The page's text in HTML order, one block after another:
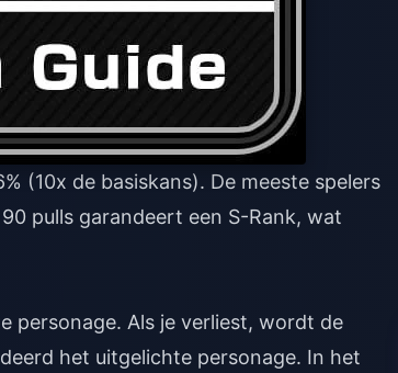
(10x de basiskans). De meeste spelers
pulls garandeert een S-Rank, wat
personage. Als je verliest, wordt de
het uitgelichte personage. In het